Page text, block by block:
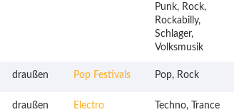
Punk, Rock,
Rockabilly,
Schlager,
Volksmusik
draußen Pop Festivals Pop, Rock
draußen
Electro
Techno, Trance